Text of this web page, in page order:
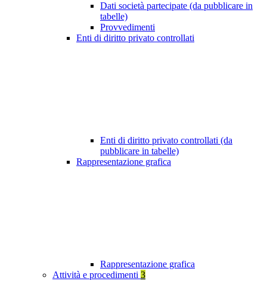
Dati società partecipate (da pubblicare in
tabelle)
Provvedimenti
Enti di diritto privato controllati
Enti di diritto privato controllati (da
pubblicare in tabelle)
Rappresentazione grafica
Rappresentazione grafica
Attività e procedimenti 3